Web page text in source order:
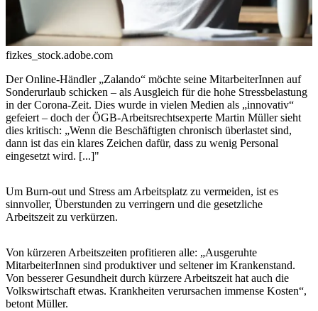
fizkes_stock.adobe.com
Der Online-Händler „Zalando“ möchte seine MitarbeiterInnen auf
Sonderurlaub schicken – als Ausgleich für die hohe Stressbelastung
in der Corona-Zeit. Dies wurde in vielen Medien als „innovativ“
gefeiert – doch der ÖGB-Arbeitsrechtsexperte Martin Müller sieht
dies kritisch: „Wenn die Beschäftigten chronisch überlastet sind,
dann ist das ein klares Zeichen dafür, dass zu wenig Personal
eingesetzt wird. [...]"
Um Burn-out und Stress am Arbeitsplatz zu vermeiden, ist es
sinnvoller, Überstunden zu verringern und die gesetzliche
Arbeitszeit zu verkürzen.
Von kürzeren Arbeitszeiten profitieren alle: „Ausgeruhte
MitarbeiterInnen sind produktiver und seltener im Krankenstand.
Von besserer Gesundheit durch kürzere Arbeitszeit hat auch die
Volkswirtschaft etwas. Krankheiten verursachen immense Kosten“,
betont Müller.